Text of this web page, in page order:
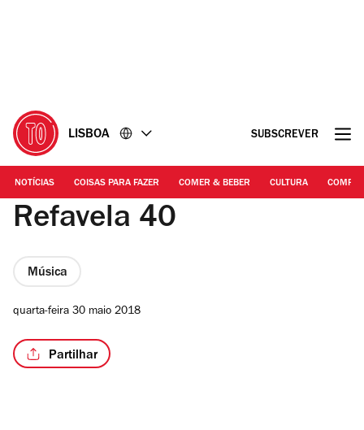
LISBOA SUBSCREVER
NOTÍCIAS COISAS PARA FAZER COMER & BEBER CULTURA
Refavela 40
Música
quarta-feira 30 maio 2018
Partilhar